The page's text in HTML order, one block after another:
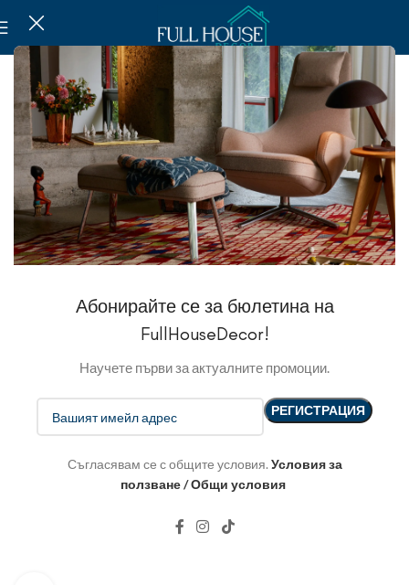
Абонирайте се за бюлетина на
FullHouseDecor!
Научете първи за актуалните промоции.
Съгласявам се с общите условия. Условия за
ползване / Общи условия
SOLD OUT